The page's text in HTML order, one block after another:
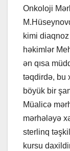
Onkoloji
kimi
həkimlər
ən qısa
təqdirdə, bu
böyük bir
Müalicə
mərhələyə
sterlinq
kursu